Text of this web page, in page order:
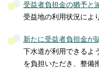
受益者負担金の猶予と
受益地の利用状況によ
新たに受益者負担金が
下水道が利用できるよ
を負担いただき、整備